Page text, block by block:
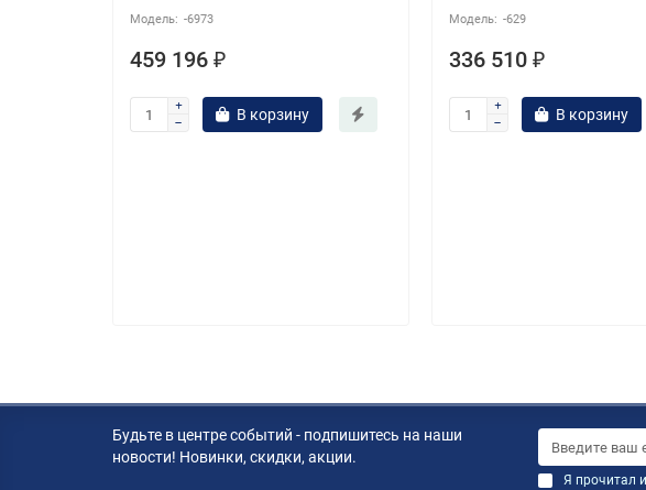
-6973
459 196 ₽
В корзину
-629
336 510 ₽
В корзину
Будьте в центре событий - подпишитесь на наши
новости! Новинки, скидки, акции.
Я прочитал